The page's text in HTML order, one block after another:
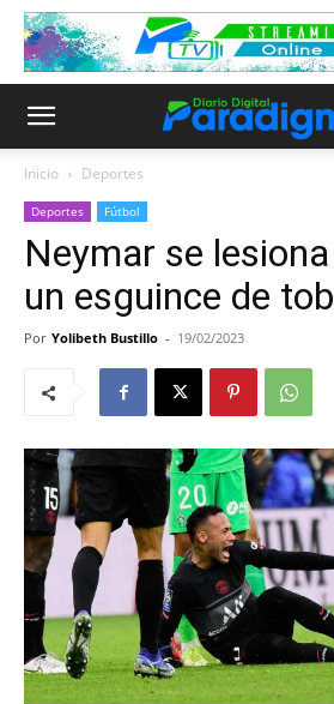
Inicio Deportes
Deportes Fútbol
Neymar se
un esguince de
Por Yolibeth Bustillo - 19/02/2023